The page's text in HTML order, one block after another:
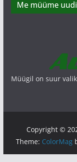
Me müüme
Müügil on suur
Copyright ©
Theme: ColorMag